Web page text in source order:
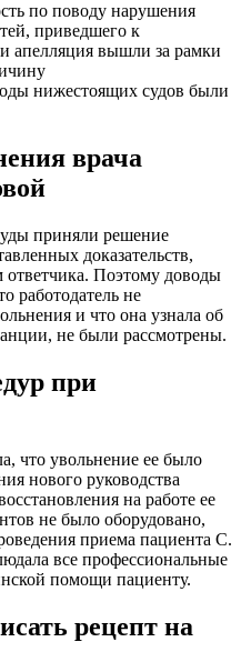
по поводу нарушения
приведшего к
апелляция вышли за рамки
нижестоящих судов были
врача
приняли решение
доказательств,
ответчика. Поэтому доводы
работодатель не
и что она узнала об
не были рассмотрены.
при
что увольнение ее было
нового руководства
на работе ее
не было оборудовано,
приема пациента С.
все профессиональные
помощи пациенту.
рецепт на